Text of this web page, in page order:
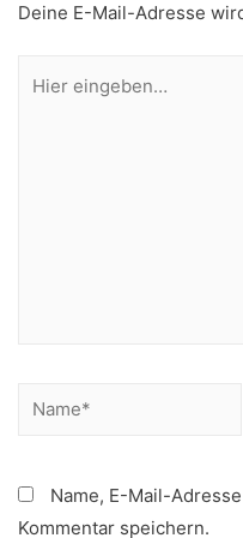
Deine E-Mail-Adresse
eingeben…
Name*
Name, E-Mail-
Kommentar speichern.